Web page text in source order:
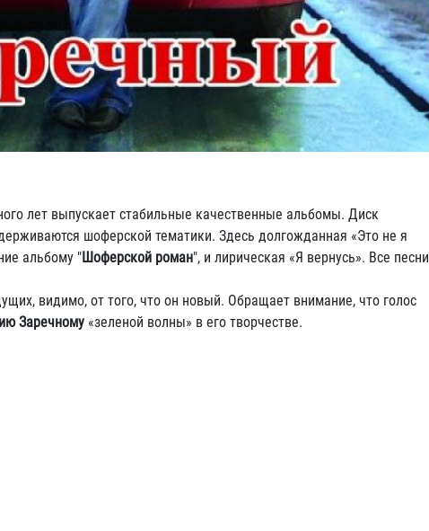
лет выпускает стабильные качественные альбомы. Диск
шоферской тематики. Здесь долгожданная «Это не я
альбому "Шоферской роман", и лирическая «Я вернусь». Все песни
видимо, от того, что он новый. Обращает внимание, что голос
Заречному «зеленой волны» в его творчестве.